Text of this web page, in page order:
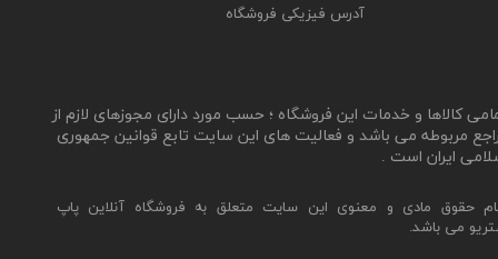
حقوق مادی و معنوی این سایت متعلق به فروشگاه آنلاین پاپ
می باشد.
آدرس فیزیکی فروشگاه
کالاها و خدمات این فروشگاه ؛ حسب مورد دارای مجوزهای لازم از
مربوطه می باشد و فعالیت های این سایت تابع قوانین جمهوری
ایران است .